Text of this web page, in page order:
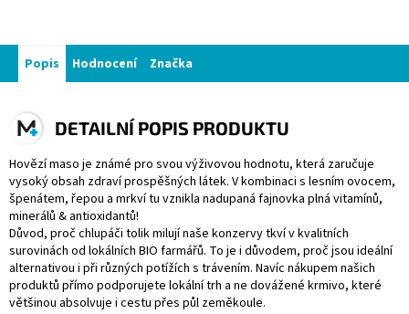
Popis Hodnocení Značka
DETAILNÍ POPIS PRODUKTU
Hovězí maso je známé pro svou výživovou hodnotu, která zaručuje
vysoký obsah zdraví prospěšných látek. V kombinaci s lesním ovocem,
špenátem, řepou a mrkví tu vznikla nadupaná fajnovka plná vitamínů,
minerálů & antioxidantů!
Důvod, proč chlupáči tolik milují naše konzervy tkví v kvalitních
surovinách od lokálních BIO farmářů. To je i důvodem, proč jsou ideální
alternativou i při různých potížích s trávením. Navíc nákupem našich
produktů přímo podporujete lokální trh a ne dovážené krmivo, které
většinou absolvuje i cestu přes půl zeměkoule.